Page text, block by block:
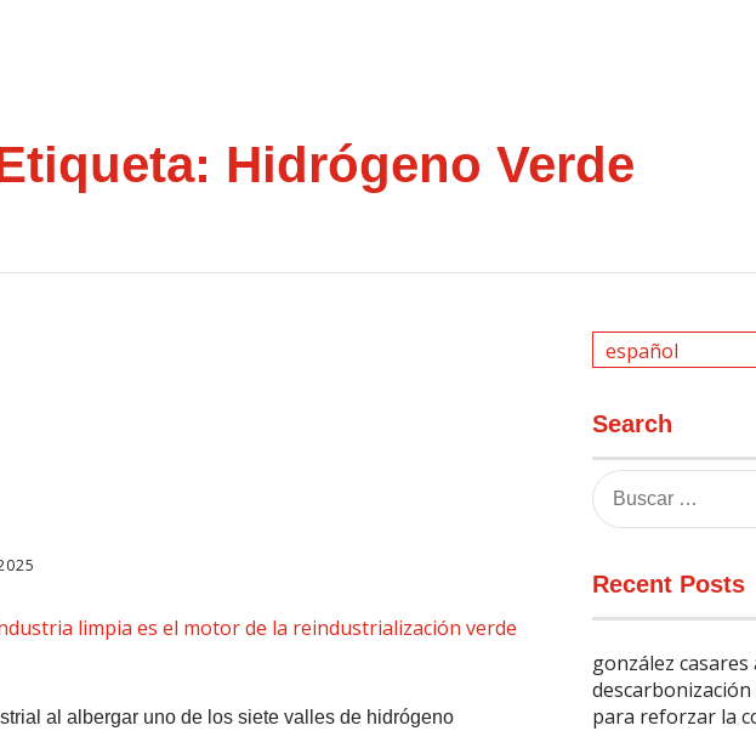
Hidrógeno Verde
al albergar uno de los siete valles de hidrógeno
español
Search
Recent Posts
gonzález
descarbonización
para reforzar la